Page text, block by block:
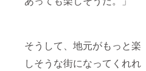
そうして、地元がもっと楽
しそうな街になってくれれ